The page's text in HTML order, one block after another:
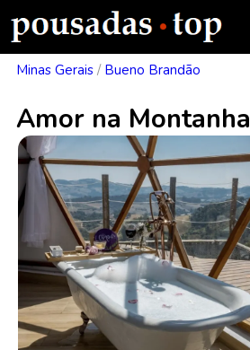
Minas Gerais / Bueno Brandão
Amor na Montanha